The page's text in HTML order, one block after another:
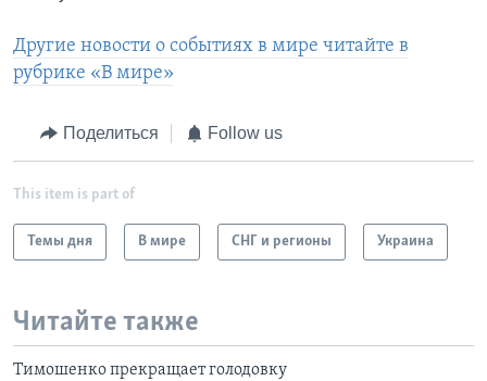
Другие новости о событиях в мире читайте в
рубрике «В мире»
Поделиться Follow us
This item is part of
Темы дня В мире СНГ и регионы Украина
Читайте также
Тимошенко прекращает голодовку